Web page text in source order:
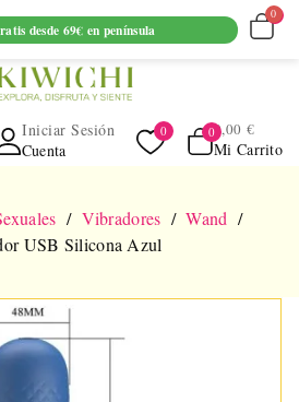
PEDIDOS SUPERIORES A 69€ EN
PENINSULA
Cuenta
Iniciar Sesión
Mi Carrito
0,00 €
Vibradores
Wand
USB Silicona Azul
desde 69€ en península